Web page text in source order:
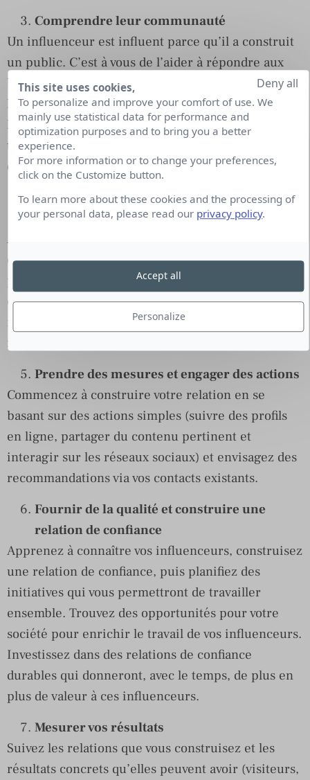
Comprendre leur communauté
Un influenceur est influent parce qu’il a construit
un public. C’est à vous de l’aider à répondre aux
besoins de ce public. Demandez-vous : comment
l’aider à mieux faire son boulot ? Surveillez
l’activité et les contenus de vos influenceurs pour
trouver de nouvelles opportunités de
développement.
Créer des expériences et adapter votre
stratégie
Au lieu de promouvoir votre actualité, créez des
expériences avec vos influenceurs sur lesquelles ils
peuvent réagir ou qu’ils peuvent partager. Il est
essentiel que vous adaptiez votre approche de
manière individuelle et en fonction de leurs
intérêts et leurs passions.
Prendre des mesures et engager des actions
Commencez à construire votre relation en se
basant sur des actions simples (suivre des profils
en ligne, partager du contenu pertinent et
interagir sur les réseaux sociaux) et envisagez des
recommandations via vos contacts existants.
Fournir de la qualité et construire une
relation de confiance
Apprenez à connaître vos influenceurs, construisez
une relation de confiance, puis planifiez des
initiatives qui vous permettront de travailler
ensemble. Trouvez des opportunités pour votre
société pour enrichir le travail de vos influenceurs.
Investissez dans des relations de confiance
durables qui donneront, avec le temps, de plus en
plus de valeur à ces influenceurs.
Mesurer vos résultats
Suivez les relations que vous construisez et les
résultats concrets qu’elles peuvent avoir (visiteurs,
This site uses cookies,
To personalize and improve your comfort of use. We
mainly use statistical data for performance and
optimization purposes and to bring you a better
experience.
For more information or to change your preferences,
click on the Customize button.
To learn more about these cookies and the processing of
your personal data, please read our privacy policy.
Personalize
Deny all
Accept all